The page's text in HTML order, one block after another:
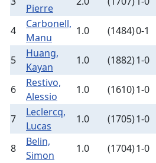
Pierre
4
Carbonell,
Manu
1.0 (1484)0-1
5
Huang,
Kayan
1.0 (1882)1-0
6
Restivo,
Alessio
1.0 (1610)1-0
7
Leclercq,
Lucas
1.0 (1705)1-0
8
Belin,
Simon
1.0 (1704)1-0